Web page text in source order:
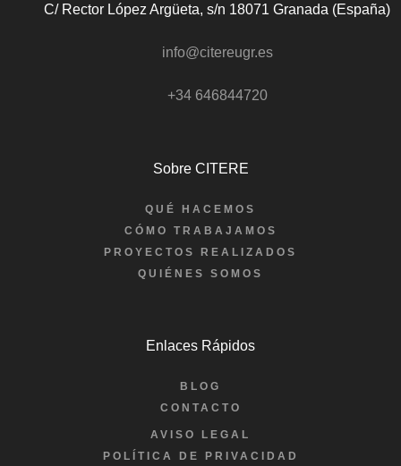
C/ Rector López Argüeta, s/n 18071 Granada (España)
info@citereugr.es
+34 646844720
Sobre CITERE
QUÉ HACEMOS
CÓMO TRABAJAMOS
PROYECTOS REALIZADOS
QUIÉNES SOMOS
Enlaces Rápidos
BLOG
CONTACTO
AVISO LEGAL
POLÍTICA DE PRIVACIDAD